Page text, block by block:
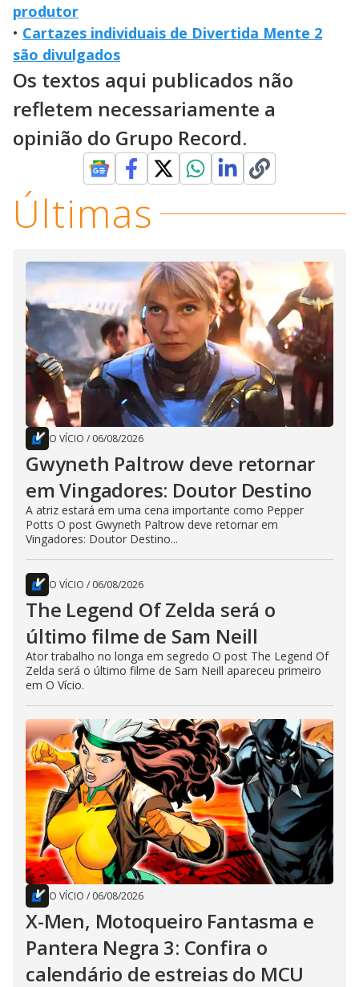
produtor
• Cartazes individuais de Divertida Mente 2
são divulgados
Os textos aqui publicados não
refletem necessariamente a
opinião do Grupo Record.
Últimas
O VÍCIO / 06/08/2026
Gwyneth Paltrow deve retornar
em Vingadores: Doutor Destino
A atriz estará em uma cena importante como Pepper
Potts O post Gwyneth Paltrow deve retornar em
Vingadores: Doutor Destino...
O VÍCIO / 06/08/2026
The Legend Of Zelda será o
último filme de Sam Neill
Ator trabalho no longa em segredo O post The Legend Of
Zelda será o último filme de Sam Neill apareceu primeiro
em O Vício.
O VÍCIO / 06/08/2026
X-Men, Motoqueiro Fantasma e
Pantera Negra 3: Confira o
calendário de estreias do MCU